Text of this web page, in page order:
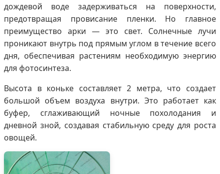
дождевой воде задерживаться на поверхности,
предотвращая провисание пленки. Но главное
преимущество арки — это свет. Солнечные лучи
проникают внутрь под прямым углом в течение всего
дня, обеспечивая растениям необходимую энергию
для фотосинтеза.
Высота в коньке составляет 2 метра, что создает
большой объем воздуха внутри. Это работает как
буфер, сглаживающий ночные похолодания и
дневной зной, создавая стабильную среду для роста
овощей.